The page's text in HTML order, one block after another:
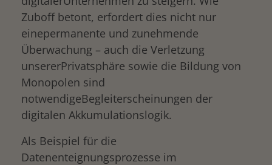
Zuboff betont, erfordert dies nicht nur
einepermanente und zunehmende
Überwachung – auch die Verletzung
unsererPrivatsphäre sowie die Bildung von
Monopolen sind
notwendigeBegleiterscheinungen der
digitalen Akkumulationslogik.
Als Beispiel für die
Datenenteignungsprozesse im